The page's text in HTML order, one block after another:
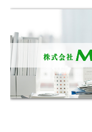
ひとりごと
税務あれこれ体験談